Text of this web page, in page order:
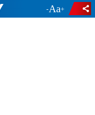
- +